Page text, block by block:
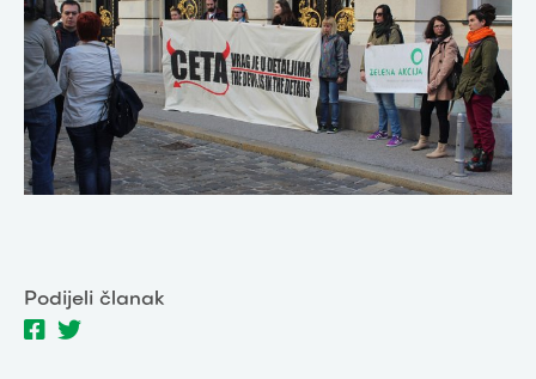
Podijeli članak